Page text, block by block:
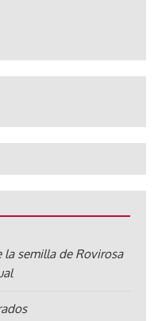
semilla de Rovirosa